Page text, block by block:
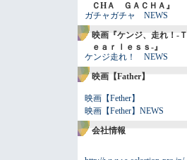
ＣHＡ ＧＡＣＨＡ』
ガチャガチャ NEWS
映画『ケンジ、走れ！-Ｔ
ｅａｒｌｅｓｓ-』
ケンジ走れ！ NEWS
映画【Father】
映画【Fether】
映画【Fether】NEWS
会社情報